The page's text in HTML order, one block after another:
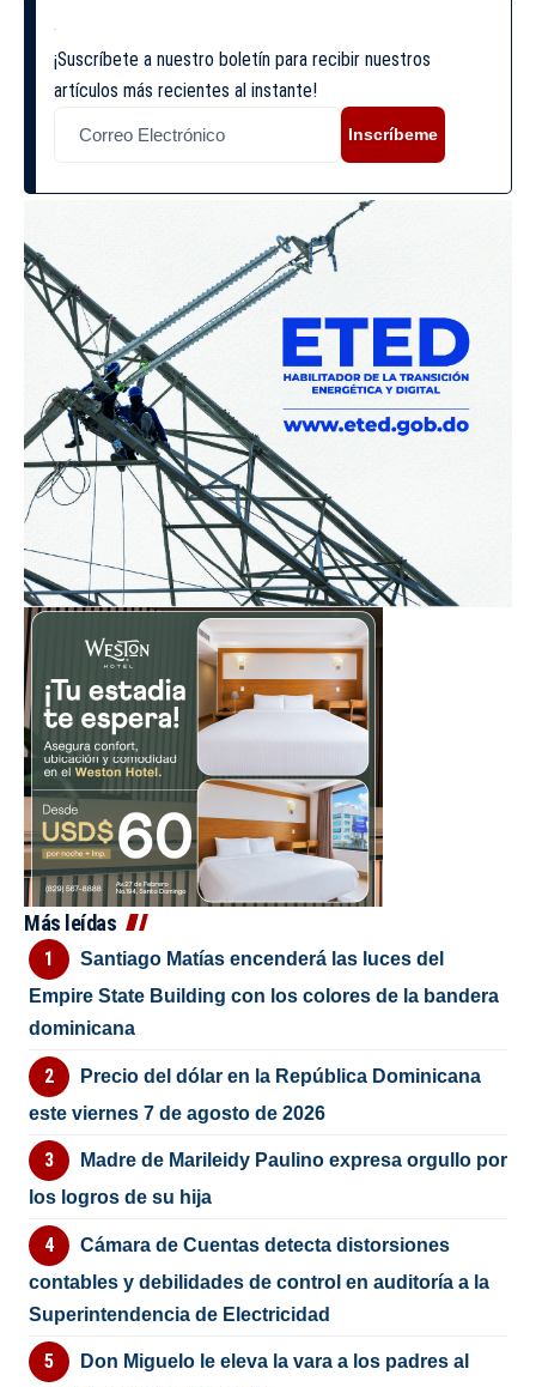
¡Suscríbete a nuestro boletín para recibir nuestros
artículos más recientes al instante!
Inscríbeme
Más leídas
Santiago Matías encenderá las luces del
Empire State Building con los colores de la bandera
dominicana
Precio del dólar en la República Dominicana
este viernes 7 de agosto de 2026
Madre de Marileidy Paulino expresa orgullo por
los logros de su hija
Cámara de Cuentas detecta distorsiones
contables y debilidades de control en auditoría a la
Superintendencia de Electricidad
Don Miguelo le eleva la vara a los padres al